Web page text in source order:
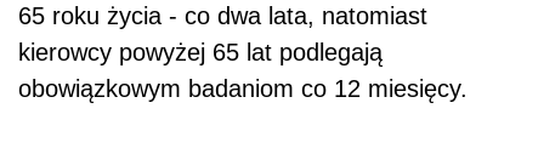
65 roku życia - co dwa lata, natomiast
kierowcy powyżej 65 lat podlegają
obowiązkowym badaniom co 12 miesięcy.